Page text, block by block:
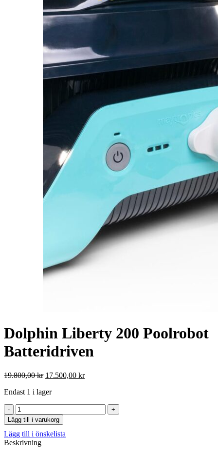
Dolphin Liberty 200 Poolrobot
Batteridriven
19.800,00kr Det
priset
17.500,00 krDet
17.500,00 kr.
Endast 1 i lager
Dolphin
Liberty
200
Poolrobot
Batteridriven
Lägg till i varukorg
Lägg till i önskelista
Beskrivning